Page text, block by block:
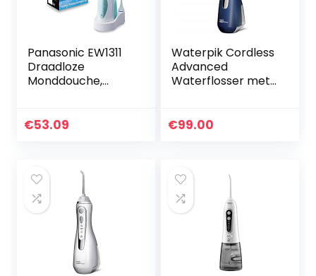
Panasonic EW1311
Draadloze
Monddouche,
€53.09
Waterpik Cordless
Advanced
Waterflosser met
Verwijderen van
€99.00